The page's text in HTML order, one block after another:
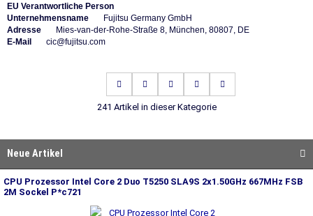
EU Verantwortliche Person
Unternehmensname Fujitsu Germany GmbH
Adresse Mies-van-der-Rohe-Straße 8, München, 80807, DE
E-Mail
cic@fujitsu.com
241 Artikel in dieser Kategorie
Neue Artikel
CPU Prozessor Intel Core 2 Duo T5250 SLA9S 2x1.50GHz 667MHz FSB
2M Sockel P*c721